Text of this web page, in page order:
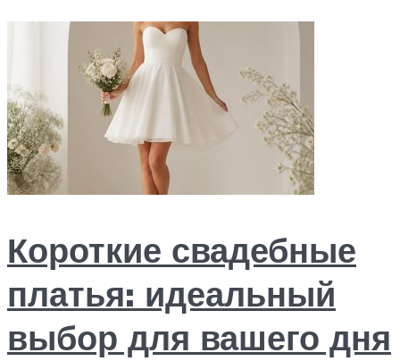
Короткие свадебные
платья: идеальный
выбор для вашего дня